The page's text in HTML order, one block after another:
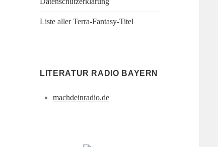
Liste aller Terra-Fantasy-Titel
LITERATUR RADIO BAYERN
machdeinradio.de